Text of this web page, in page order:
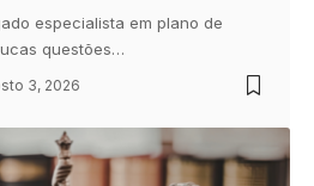
especialista em plano de
questões…
3, 2026